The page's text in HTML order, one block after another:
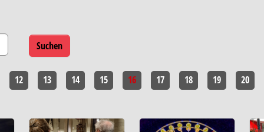
12 13 14 15 16 17 18 19 20